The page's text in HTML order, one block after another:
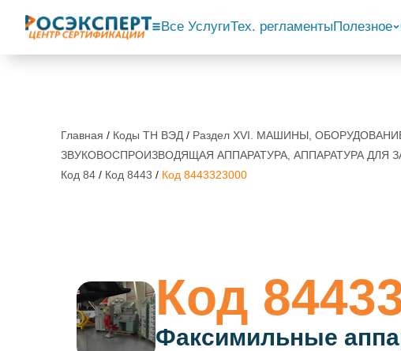
Все УслугиТех. регламенты Полезное
Главная / Коды ТН ВЭД / Раздел XVI. МАШИНЫ,
ЗВУКОВОСПРОИЗВОДЯЩАЯ АППАРАТУРА, АППАРАТУРА
Код 84 / Код 8443 / Код 8443323000
Код
Факсимильные